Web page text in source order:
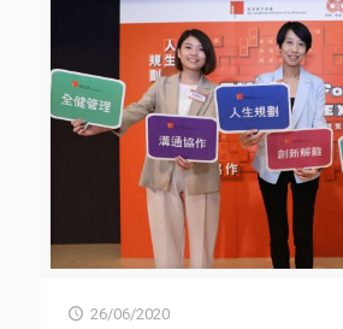
26/06/2020